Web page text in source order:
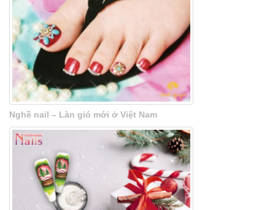
Nghề nail – Làn gió mới ở Việt Nam